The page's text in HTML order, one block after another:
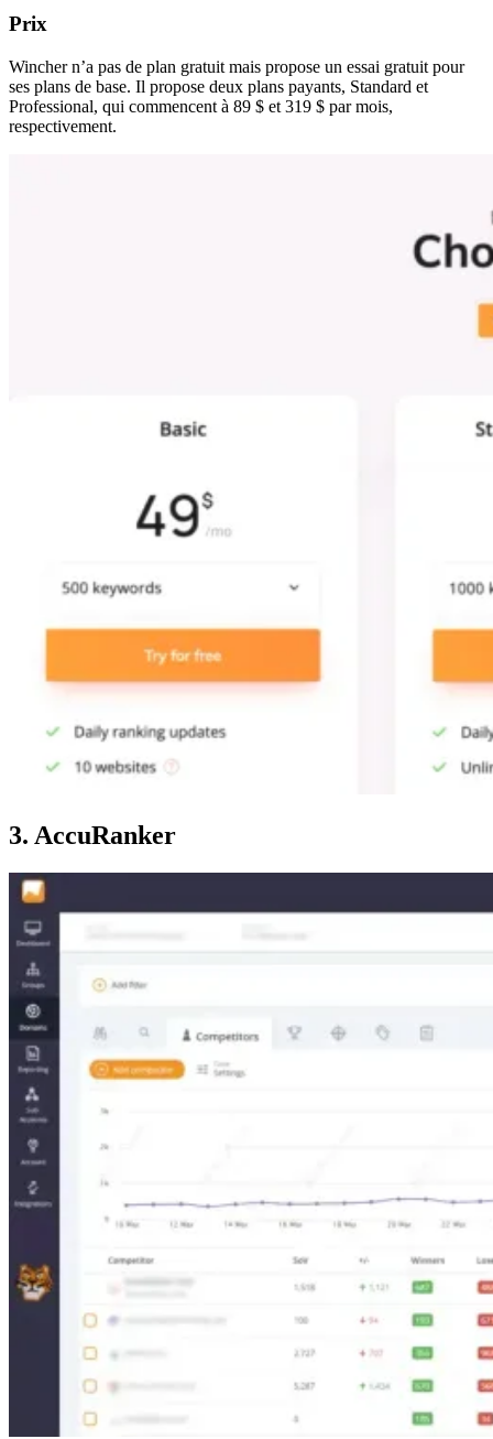
Prix
Wincher n’a pas de plan gratuit mais propose un essai gratuit pour
ses plans de base. Il propose deux plans payants, Standard et
Professional, qui commencent à 89 $ et 319 $ par mois,
respectivement.
3. AccuRanker